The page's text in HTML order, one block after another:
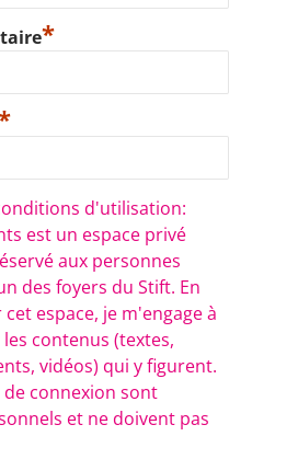
*
d'utilisation:
est un espace privé
aux personnes
des foyers du Stift. En
espace, je m'engage à
contenus (textes,
vidéos) qui y figurent.
connexion sont
et ne doivent pas